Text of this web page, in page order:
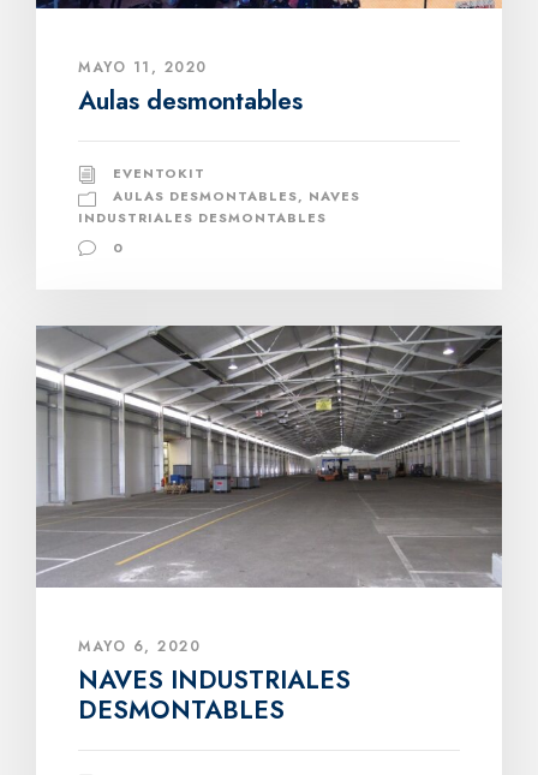
MAYO 11, 2020
Aulas desmontables
EVENTOKIT
AULAS DESMONTABLES, NAVES
INDUSTRIALES DESMONTABLES
0
MAYO 6, 2020
NAVES INDUSTRIALES
DESMONTABLES